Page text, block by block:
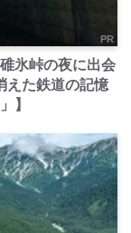
PR
氷峠の夜に出会
えた鉄道の記憶
】